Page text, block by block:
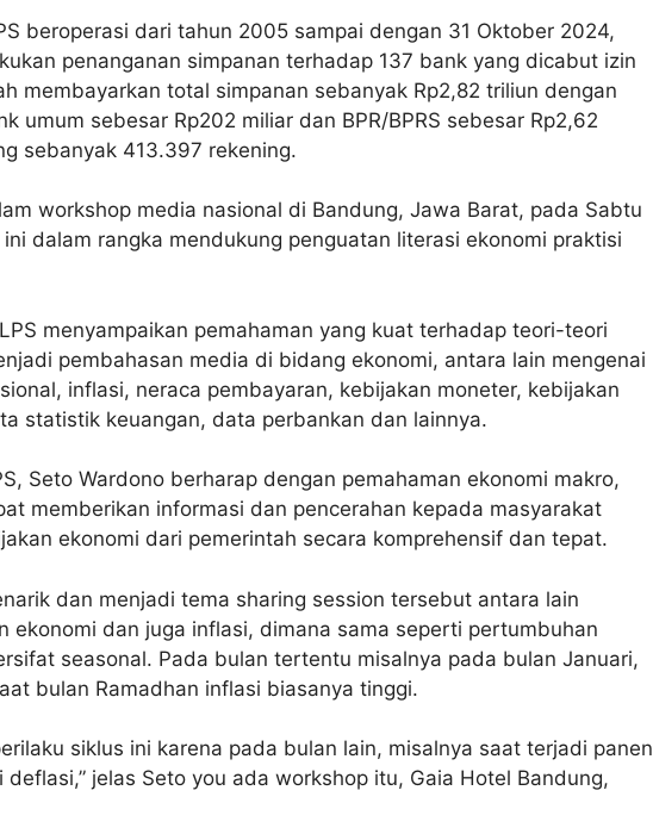
beroperasi dari tahun 2005 sampai dengan 31 Oktober 2024,
penanganan simpanan terhadap 137 bank yang dicabut izin
membayarkan total simpanan sebanyak Rp2,82 triliun dengan
umum sebesar Rp202 miliar dan BPR/BPRS sebesar Rp2,62
sebanyak 413.397 rekening.
workshop media nasional di Bandung, Jawa Barat, pada Sabtu
dalam rangka mendukung penguatan literasi ekonomi praktisi
menyampaikan pemahaman yang kuat terhadap teori-teori
pembahasan media di bidang ekonomi, antara lain mengenai
inflasi, neraca pembayaran, kebijakan moneter, kebijakan
statistik keuangan, data perbankan dan lainnya.
Seto Wardono berharap dengan pemahaman ekonomi makro,
memberikan informasi dan pencerahan kepada masyarakat
ekonomi dari pemerintah secara komprehensif dan tepat.
dan menjadi tema sharing session tersebut antara lain
ekonomi dan juga inflasi, dimana sama seperti pertumbuhan
seasonal. Pada bulan tertentu misalnya pada bulan Januari,
bulan Ramadhan inflasi biasanya tinggi.
siklus ini karena pada bulan lain, misalnya saat terjadi panen
jelas Seto you ada workshop itu, Gaia Hotel Bandung,